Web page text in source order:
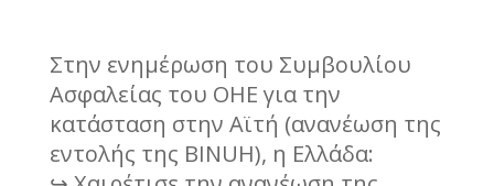
Στην ενημέρωση του Συμβουλίου
Ασφαλείας του ΟΗΕ για την
κατάσταση στην Αϊτή (ανανέωση της
εντολής της BINUH), η Ελλάδα: